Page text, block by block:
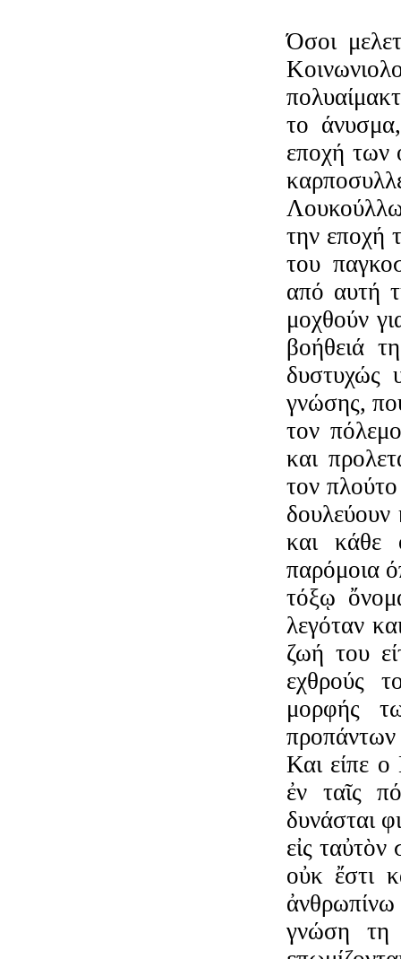
Όσοι
το
εποχή των
την εποχή
του
από αυτή
μοχθούν
βοήθειά
δυστυχώς
γνώσης,
τον
και
τον
και κάθε
παρόμοια
τόξῳ
λεγόταν
ζωή του
εχθρούς
μορφής
προπάντων
Και είπε
ἐν ταῖς
δυνάσται
εἰς
οὐκ ἔστι
γνώση τη